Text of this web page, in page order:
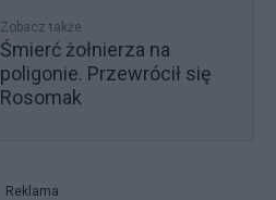
Zobacz także
Śmierć żołnierza na
poligonie. Przewrócił się
Rosomak
Reklama